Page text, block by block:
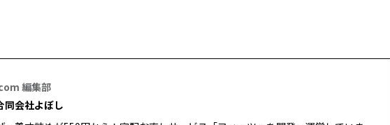
編集部
同会社よぼし